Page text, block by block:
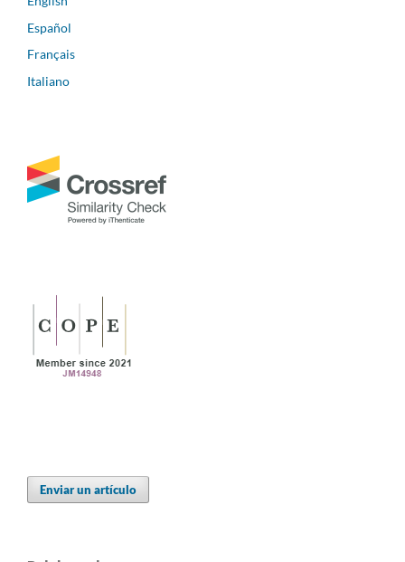
Español
Français
Italiano
Enviar un artículo